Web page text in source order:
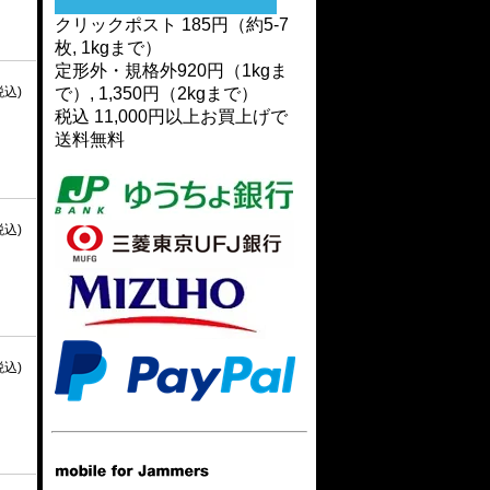
込)
込)
込)
クリックポスト 185円（約5-7
枚, 1kgまで）
定形外・規格外920円（1kgま
で）, 1,350円（2kgまで）
税込 11,000円以上お買上げで
送料無料